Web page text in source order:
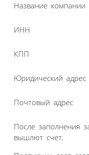
Название компании
ИНН
КПП
Юридический адрес
Почтовый адрес
После заполнения
вышлют счет.